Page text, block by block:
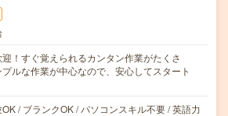
迎！すぐ覚えられるカンタン作業がたくさ
プルな作業が中心なので、安心してスタート
/ ブランクOK / パソコンスキル不要 / 英語力